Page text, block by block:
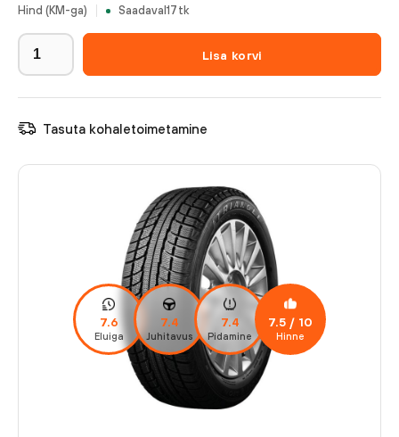
7.6
Eluiga
7.4
Juhitavus
7.4
Pidamine
7.5 / 10
Hinne
Hind (KM-ga) Saadaval 17 tk
Lisa korvi
Tasuta kohaletoimetamine